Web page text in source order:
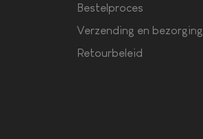
Bestelproces
Verzending en bezorging
Retourbeleid